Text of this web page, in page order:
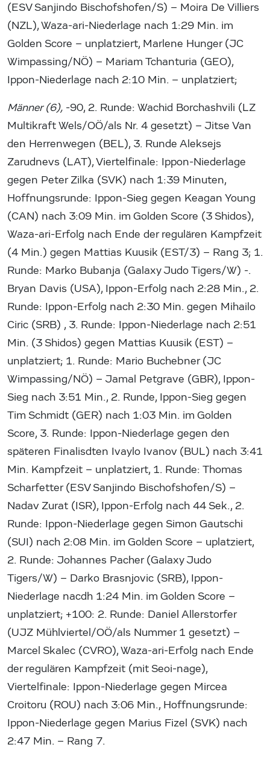
(ESV Sanjindo Bischofshofen/S) – Moira De Villiers
(NZL), Waza-ari-Niederlage nach 1:29 Min. im
Golden Score – unplatziert, Marlene Hunger (JC
Wimpassing/NÖ) – Mariam Tchanturia (GEO),
Ippon-Niederlage nach 2:10 Min. – unplatziert;
Männer (6), -90, 2. Runde: Wachid Borchashvili (LZ
Multikraft Wels/OÖ/als Nr. 4 gesetzt) – Jitse Van
den Herrenwegen (BEL), 3. Runde Aleksejs
Zarudnevs (LAT), Viertelfinale: Ippon-Niederlage
gegen Peter Zilka (SVK) nach 1:39 Minuten,
Hoffnungsrunde: Ippon-Sieg gegen Keagan Young
(CAN) nach 3:09 Min. im Golden Score (3 Shidos),
Waza-ari-Erfolg nach Ende der regulären Kampfzeit
(4 Min.) gegen Mattias Kuusik (EST/3) – Rang 3; 1.
Runde: Marko Bubanja (Galaxy Judo Tigers/W) -.
Bryan Davis (USA), Ippon-Erfolg nach 2:28 Min., 2.
Runde: Ippon-Erfolg nach 2:30 Min. gegen Mihailo
Ciric (SRB) , 3. Runde: Ippon-Niederlage nach 2:51
Min. (3 Shidos) gegen Mattias Kuusik (EST) –
unplatziert; 1. Runde: Mario Buchebner (JC
Wimpassing/NÖ) – Jamal Petgrave (GBR), Ippon-
Sieg nach 3:51 Min., 2. Runde, Ippon-Sieg gegen
Tim Schmidt (GER) nach 1:03 Min. im Golden
Score, 3. Runde: Ippon-Niederlage gegen den
späteren Finalisdten Ivaylo Ivanov (BUL) nach 3:41
Min. Kampfzeit – unplatziert, 1. Runde: Thomas
Scharfetter (ESV Sanjindo Bischofshofen/S) –
Nadav Zurat (ISR), Ippon-Erfolg nach 44 Sek., 2.
Runde: Ippon-Niederlage gegen Simon Gautschi
(SUI) nach 2:08 Min. im Golden Score – uplatziert,
2. Runde: Johannes Pacher (Galaxy Judo
Tigers/W) – Darko Brasnjovic (SRB), Ippon-
Niederlage nacdh 1:24 Min. im Golden Score –
unplatziert; +100: 2. Runde: Daniel Allerstorfer
(UJZ Mühlviertel/OÖ/als Nummer 1 gesetzt) –
Marcel Skalec (CVRO), Waza-ari-Erfolg nach Ende
der regulären Kampfzeit (mit Seoi-nage),
Viertelfinale: Ippon-Niederlage gegen Mircea
Croitoru (ROU) nach 3:06 Min., Hoffnungsrunde:
Ippon-Niederlage gegen Marius Fizel (SVK) nach
2:47 Min. – Rang 7.